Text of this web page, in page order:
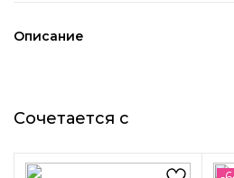
Длина 1:9,3 см
Возраст:Взрослый
Описание
«Радуга» из
Добавьте ярких красок в свой
Сочетается с